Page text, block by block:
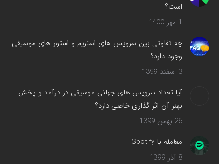
است؟
1 مهر 1400
چه تفاوتی بین سرویس های استریم و استور های موسیقی
وجود دارد؟
3 اسفند 1399
آیا تعداد سرویس های جهانی موسیقی در درآمد و پخش
بهتر آن اثر گذاری خاصی دارد؟
26 بهمن 1399
معامله با Spotify
8 آذر 1399